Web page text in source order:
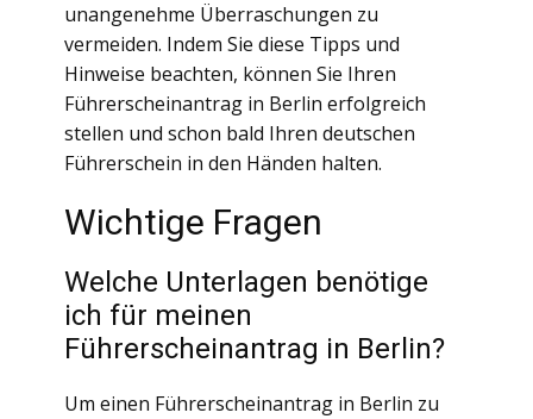
unangenehme Überraschungen zu
vermeiden. Indem Sie diese Tipps und
Hinweise beachten, können Sie Ihren
Führerscheinantrag in Berlin erfolgreich
stellen und schon bald Ihren deutschen
Führerschein in den Händen halten.
Wichtige Fragen
Welche Unterlagen benötige
ich für meinen
Führerscheinantrag in Berlin?
Um einen Führerscheinantrag in Berlin zu